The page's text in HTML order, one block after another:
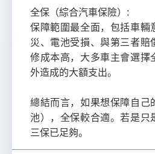
全保（綜合汽車保險）:
保障範圍最全面，包括車輛
災、電池受損、與第三者賠
修成本高，大多車主會選擇
外造成的大額支出。
總結而言，如果想保障自己
池），全保較合適。若是只
三保已足夠。